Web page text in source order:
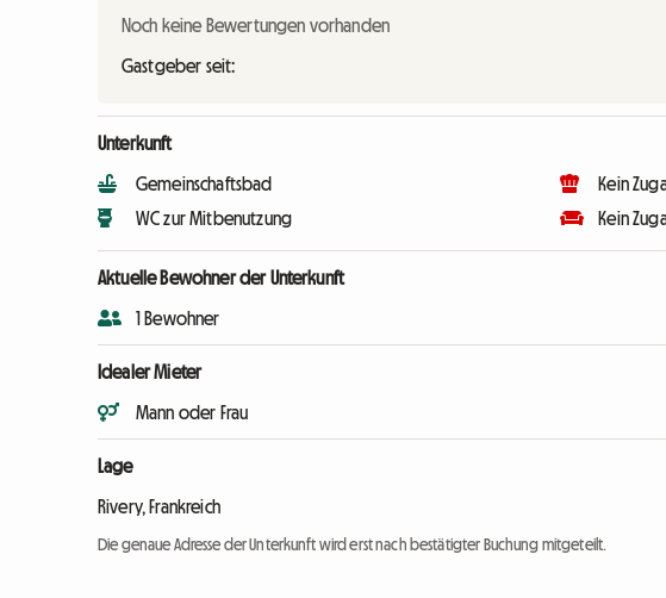
Noch keine Bewertungen vorhanden
Gastgeber seit:
Unterkunft
Gemeinschaftsbad
WC zur Mitbenutzung
Kein
Kein
Aktuelle Bewohner der Unterkunft
1 Bewohner
Idealer Mieter
Mann oder Frau
Lage
Rivery, Frankreich
Die genaue Adresse der Unterkunft wird erst nach bestätigter Buchung mitgeteilt.